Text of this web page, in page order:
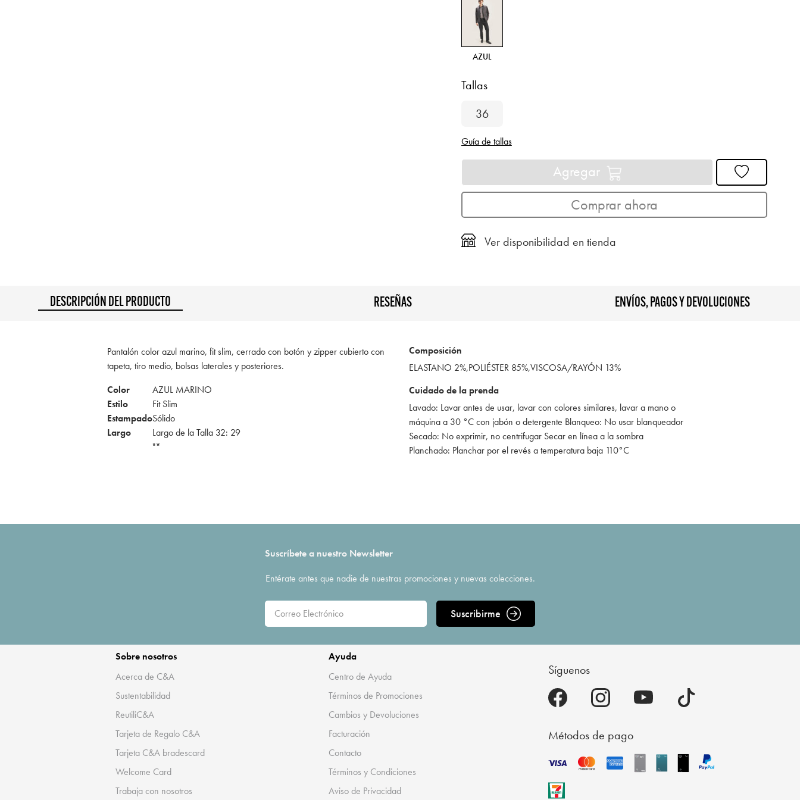
AZUL
Tallas
36
Guía de tallas
Agregar
Comprar ahora
Ver disponibilidad en tienda
DESCRIPCIÓN DEL PRODUCTO RESEÑAS ENVÍOS, PAGOS Y DEVOLUCIONES
Pantalón color azul marino, fit slim, cerrado con botón y zipper cubierto con
tapeta, tiro medio, bolsas laterales y posteriores.
Color
AZUL MARINO
Estilo
Fit Slim
EstampadoSólido
Largo
Largo de la Talla 32: 29
"*
Composición
ELASTANO 2%,POLIÉSTER 85%,VISCOSA/RAYÓN 13%
Cuidado de la prenda
Lavado: Lavar antes de usar, lavar con colores similares, lavar a mano o
máquina a 30 °C con jabón o detergente Blanqueo: No usar blanqueador
Secado: No exprimir, no centrifugar Secar en línea a la sombra
Planchado: Planchar por el revés a temperatura baja 110°C
Suscríbete a nuestro Newsletter
Entérate antes que nadie de nuestras promociones y nuevas colecciones.
Suscribirme
Sobre nosotros
Acerca de C&A
Sustentabilidad
ReutiliC&A
Tarjeta de Regalo C&A
Tarjeta C&A bradescard
Welcome Card
Trabaja con nosotros
Ayuda
Centro de Ayuda
Términos de Promociones
Cambios y Devoluciones
Facturación
Contacto
Términos y Condiciones
Aviso de Privacidad
Síguenos
Métodos de pago